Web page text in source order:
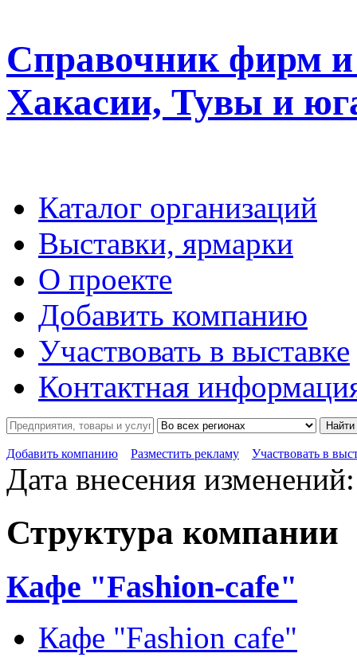
Справочник фирм и
Хакасии, Тувы и
Каталог организаций
Выставки, ярмарки
О проекте
Добавить компанию
Участвовать в выставке
Контактная
Найти
Добавить компанию Разместить рекламу Участвовать в
Дата внесения
Структура компании
Кафе "Fashion-cafe"
Кафе "Fashion cafe"